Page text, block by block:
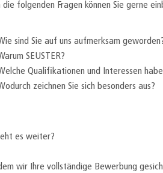
die folgenden Fragen können Sie gerne
sind Sie auf uns aufmerksam
SEUSTER?
Qualifikationen und Interessen
zeichnen Sie sich besonders aus?
es weiter?
wir Ihre vollständige Bewerbung